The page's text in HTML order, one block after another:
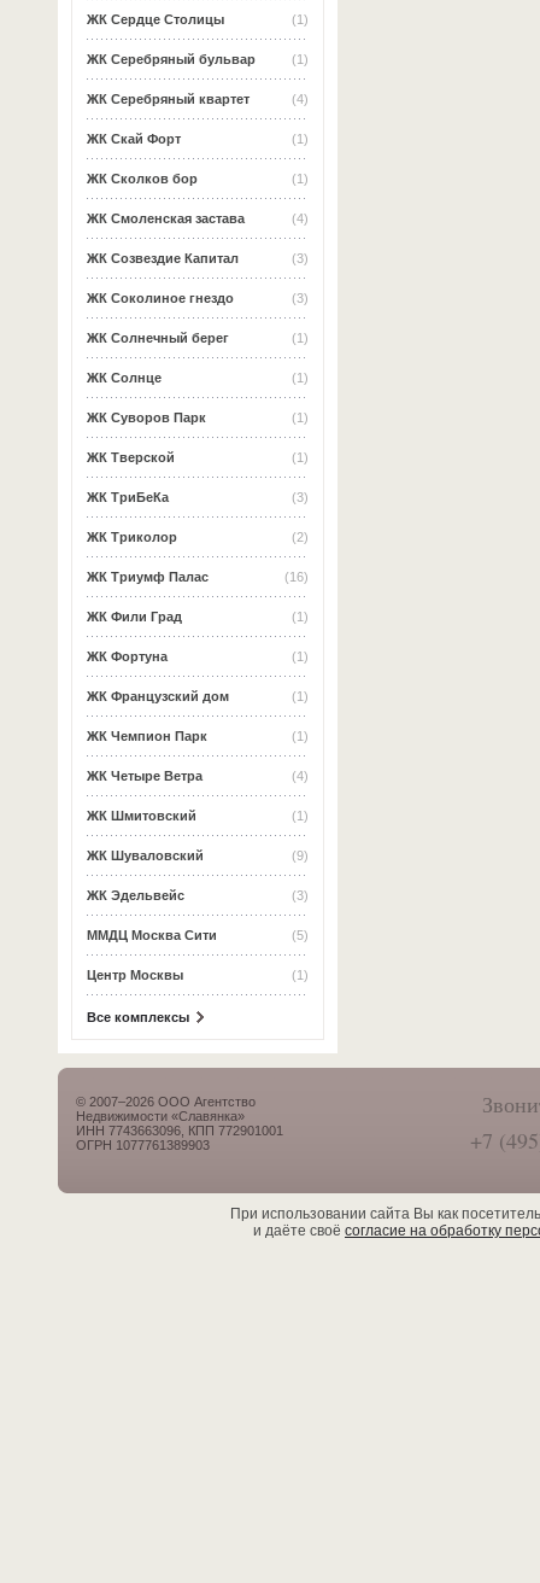
(1)
ЖК Сердце Столицы
(1)
ЖК Серебряный бульвар
(4)
ЖК Серебряный квартет
(1)
ЖК Скай Форт
(1)
ЖК Сколков бор
(4)
ЖК Смоленская застава
(3)
ЖК Созвездие Капитал
(3)
ЖК Соколиное гнездо
(1)
ЖК Солнечный берег
(1)
ЖК Солнце
(1)
ЖК Суворов Парк
(1)
ЖК Тверской
(3)
ЖК ТриБеКа
(2)
ЖК Триколор
(16)
ЖК Триумф Палас
(1)
ЖК Фили Град
(1)
ЖК Фортуна
(1)
ЖК Французский дом
(1)
ЖК Чемпион Парк
(4)
ЖК Четыре Ветра
(1)
ЖК Шмитовский
(9)
ЖК Шуваловский
(3)
ЖК Эдельвейс
(5)
ММДЦ Москва Сити
(1)
Центр Москвы
Все комплексы
© 2007–2026 ООО Агентство
Недвижимости «Славянка»
ИНН 7743663096, КПП 772901001
ОГРН 1077761389903
+7
При использовании сайта Вы как
и даёте своё согласие на обработку